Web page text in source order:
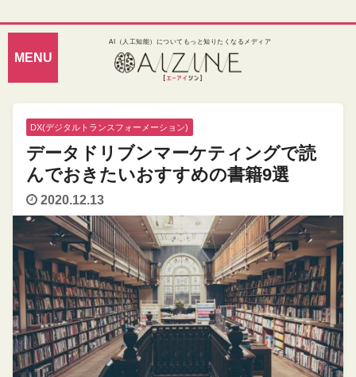
AI（人工知能）についてもっと知りたくなるメディア
DX(デジタルトランスフォーメーション)
データドリブンマーケティングで読
んでおきたいおすすめの書籍9選
2020.12.13